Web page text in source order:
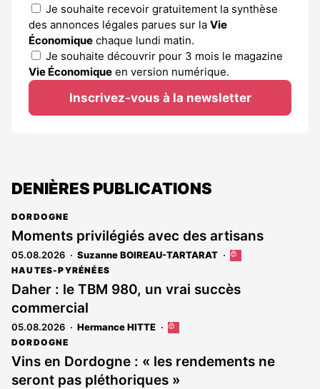
Je souhaite recevoir gratuitement la synthèse
des annonces légales parues sur la Vie
Économique chaque lundi matin.
Je souhaite découvrir pour 3 mois le magazine
Vie Économique en version numérique.
Inscrivez-vous à la newsletter
DENIÈRES PUBLICATIONS
DORDOGNE
Moments privilégiés avec des artisans
05.08.2026 Suzanne BOIREAU-TARTARAT
Cet
est
réservé
HAUTES-PYRÉNÉES
Daher : le TBM 980, un vrai succès
commercial
05.08.2026 Hermance HITTE
Cet
réservé
aux
DORDOGNE
Vins en Dordogne : « les rendements ne
seront pas pléthoriques »